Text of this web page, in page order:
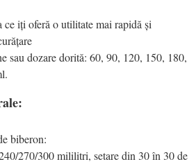
ce iți oferă o utilitate mai rapidă și
sau dozare dorită: 60, 90, 120, 150, 180,
biberon:
270/300 mililitri, setare din 30 în 30 de